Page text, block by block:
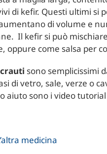
di kefir. Questi ultimi si
di volume e
Il kefir si può
oppure come salsa per
crauti sono semplicissimi
di vetro, sale, verze o
aiuto sono i video
medicina